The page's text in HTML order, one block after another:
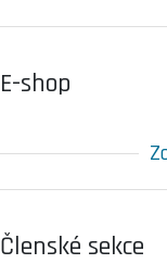
E-shop
Členské sekce